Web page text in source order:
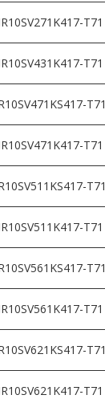
T71
T71
T71
T71
T71
T71
T71
T71
T71
T71